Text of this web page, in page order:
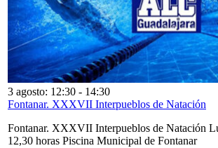
3 agosto: 12:30 - 14:30
Fontanar. XXXVII Interpueblos de Natación
Fontanar. XXXVII Interpueblos de Natación
12,30 horas Piscina Municipal de Fontanar